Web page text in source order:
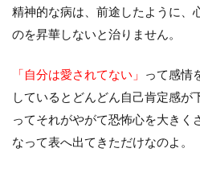
精神的な病は、前途したように、
のを昇華しないと治りません。
「自分は愛されてない」
って感情
しているとどんどん自己肯定感が
ってそれがやがて恐怖心を大きく
なって表へ出てきただけなのよ。